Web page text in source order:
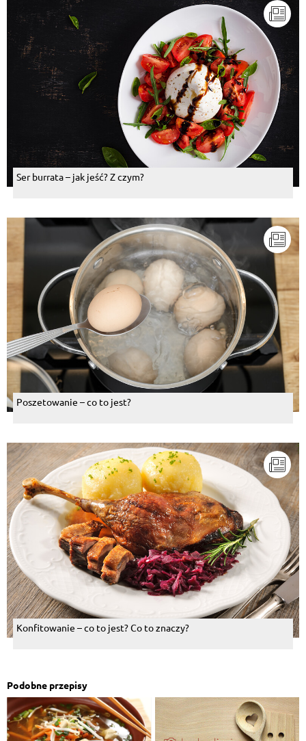
Ser burrata – jak jeść? Z czym?
Poszetowanie – co to jest?
Konfitowanie – co to jest? Co to znaczy?
Podobne przepisy